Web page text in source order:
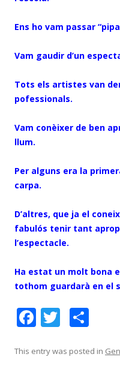
Ens ho vam passar
Vam gaudir d’un
Tots els artistes van
pofessionals.
Vam conèixer de ben
llum.
Per alguns era la
carpa.
D’altres, que ja el
fabulós tenir tant
l’espectacle.
Ha estat un molt bona
tothom guardarà en el
F
ac
e
T
w
itt m
This entry was posted in